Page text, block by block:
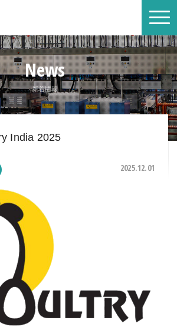
News
新着情報
India 2025
2025.12.01